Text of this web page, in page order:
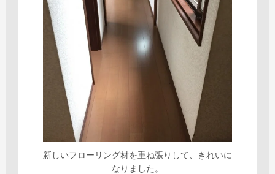
新しいフローリング材を重ね張りして、きれいに
なりました。